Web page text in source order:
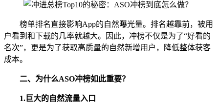
榜单排名直接影响App的自然曝光量。排名越靠前，被用
户看到和下载的几率就越大。因此，冲榜不仅是为了“好看的
名次”，更是为了获取高质量的自然新增用户，降低整体获客
成本。
二、为什么ASO冲榜如此重要？
1. 巨大的自然流量入口